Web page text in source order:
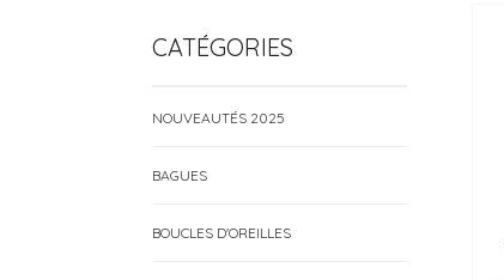
CATÉGORIES
NOUVEAUTÉS 2025
BAGUES
BOUCLES D'OREILLES